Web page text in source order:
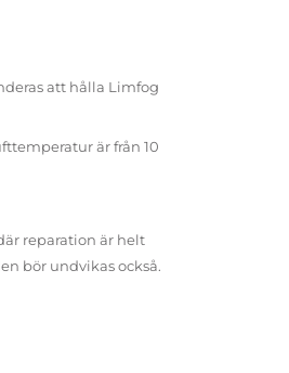
att hålla Limfog
är från 10
reparation är helt
bör undvikas också.